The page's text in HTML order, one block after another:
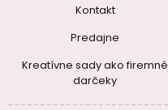
Kontakt
Predajne
Kreatívne sady ako firemné
darčeky